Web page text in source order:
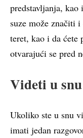
predstavljanja, kao
suze može značiti
teret, kao i da ćete
otvarajući se pred
Videti u
Ukoliko ste u snu
imati jedan